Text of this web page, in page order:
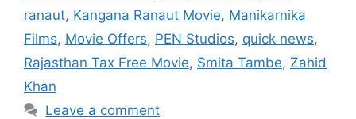
ranaut, Kangana Ranaut Movie, Manikarnika
Films, Movie Offers, PEN Studios, quick news,
Rajasthan Tax Free Movie, Smita Tambe, Zahid
Khan
Leave a comment